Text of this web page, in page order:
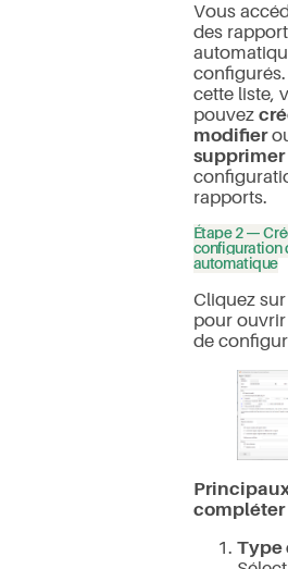
Vous
des
cette liste,
pouvez
modifier
supprimer
rapports.
Étape 2 —
configuration
automatique
Cliquez
pour
de
compléter
Type